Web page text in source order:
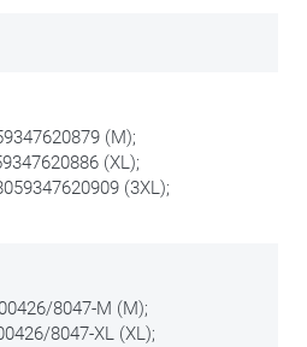
(M);
(XL);
(3XL);
8047-M (M);
8047-XL (XL);